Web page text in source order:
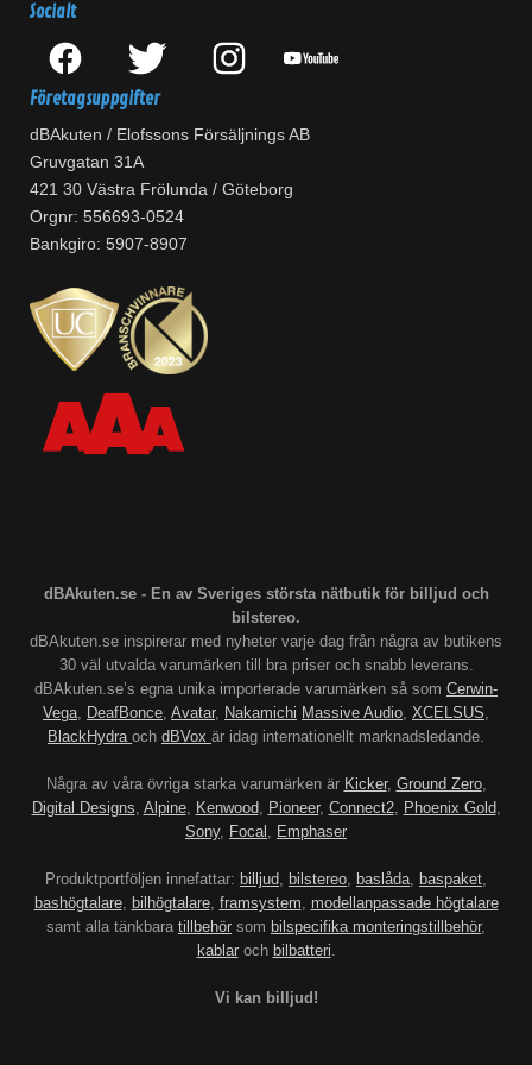
Socialt
Företagsuppgifter
dBAkuten / Elofssons Försäljnings AB
Gruvgatan 31A
421 30 Västra Frölunda / Göteborg
Orgnr: 556693-0524
Bankgiro: 5907-8907
dBAkuten.se - En av Sveriges största nätbutik för billjud och
bilstereo.
dBAkuten.se inspirerar med nyheter varje dag från några av butikens
30 väl utvalda varumärken till bra priser och snabb leverans.
dBAkuten.se’s egna unika importerade varumärken så som Cerwin-
Vega, DeafBonce, Avatar, Nakamichi Massive Audio, XCELSUS,
BlackHydra och dBVox är idag internationellt marknadsledande.
Några av våra övriga starka varumärken är Kicker, Ground Zero,
Digital Designs, Alpine, Kenwood, Pioneer, Connect2, Phoenix Gold,
Sony, Focal , Emphaser
Produktportföljen innefattar: billjud, bilstereo, baslåda, baspaket,
bashögtalare, bilhögtalare, framsystem, modellanpassade högtalare
samt alla tänkbara tillbehör som bilspecifika monteringstillbehör,
kablaroch bilbatteri.
Vi kan billjud!